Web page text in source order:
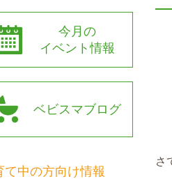
さ
今月の
イベント情報
ベビスマブログ
て中の方向け情報